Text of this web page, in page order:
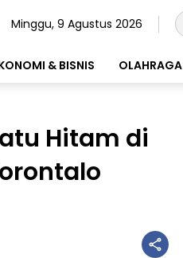
Minggu, 9 Agustus 2026
& BISNIS OLAHRAGA
Hitam di